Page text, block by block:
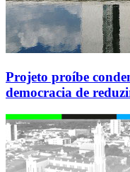
Projeto proíbe
democracia de